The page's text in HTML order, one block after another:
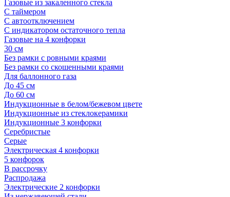
Газовые из закаленного стекла
С таймером
С автоотключением
С индикатором остаточного тепла
Газовые на 4 конфорки
30 см
Без рамки с ровными краями
Без рамки со скошенными краями
Для баллонного газа
До 45 см
До 60 см
Индукционные в белом/бежевом цвете
Индукционные из стеклокерамики
Индукционные 3 конфорки
Серебристые
Серые
Электрическая 4 конфорки
5 конфорок
В рассрочку
Распродажа
Электрические 2 конфорки